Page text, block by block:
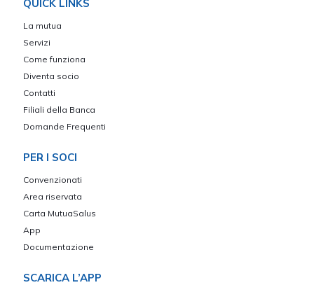
QUICK LINKS
La mutua
Servizi
Come funziona
Diventa socio
Contatti
Filiali della Banca
Domande Frequenti
PER I SOCI
Convenzionati
Area riservata
Carta MutuaSalus
App
Documentazione
SCARICA L’APP